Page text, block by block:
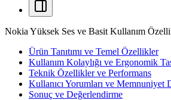
Nokia Yüksek Ses ve Basit Kullanım
Ürün Tanıtımı ve Temel Özellikler
Kullanım Kolaylığı ve Ergonomik
Teknik Özellikler ve Performans
Kullanıcı Yorumları ve Memnuniyet
Sonuç ve Değerlendirme